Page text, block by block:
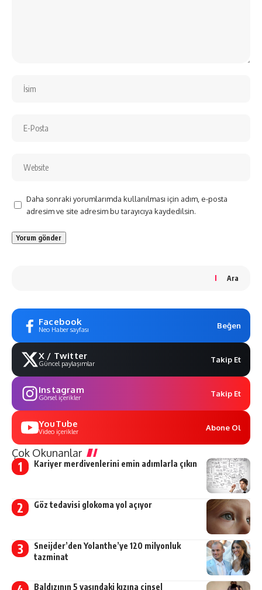
Daha sonraki yorumlarımda kullanılması için adım, e-posta
adresim ve site adresim bu tarayıcıya kaydedilsin.
Ara
Facebook
Neo Haber sayfası Beğen
X / Twitter
Güncel paylaşımlar Takip Et
Instagram
Görsel içerikler Takip Et
YouTube
Video içerikler Abone Ol
Çok Okunanlar
Kariyer merdivenlerini emin adımlarla çıkın
Göz tedavisi glokoma yol açıyor
Sneijder’den Yolanthe’ye 120 milyonluk
tazminat
Baldızının 5 yaşındaki kızına cinsel